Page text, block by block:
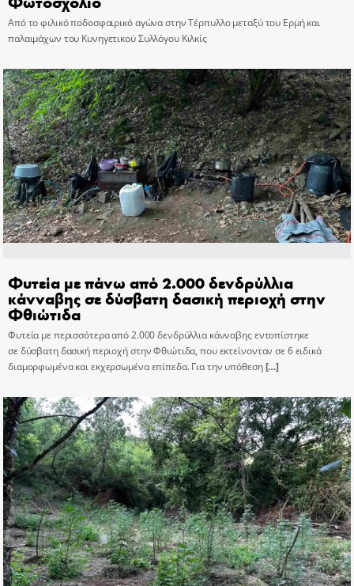
Από το φιλικό ποδοσφαιρικό αγώνα στην Τέρπυλλο μεταξύ του Ερμή και
παλαιμάχων του Κυνηγετικού Συλλόγου Κιλκίς
Φυτεία με πάνω από 2.000 δενδρύλλια
κάνναβης σε δύσβατη δασική περιοχή στην
Φθιώτιδα
Φυτεία με περισσότερα από 2.000 δενδρύλλια κάνναβης εντοπίστηκε
σε δύσβατη δασική περιοχή στην Φθιώτιδα, που εκτείνονταν σε 6 ειδικά
διαμορφωμένα και εκχερσωμένα επίπεδα. Για την υπόθεση[…]